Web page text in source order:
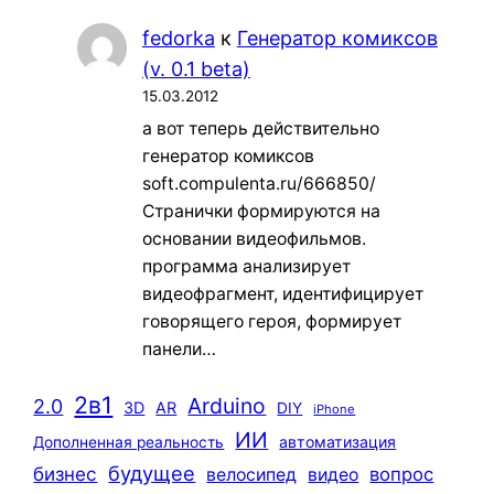
fedorka к Генератор комиксов
(v. 0.1 beta)
15.03.2012
а вот теперь действительно
генератор комиксов
soft.compulenta.ru/666850/
Странички формируются на
основании видеофильмов.
программа анализирует
видеофрагмент, идентифицирует
говорящего героя, формирует
панели…
2.0 2в1 3D AR Arduino DIY iPhone
Дополненная реальность ИИ автоматизация
бизнес будущее велосипед видео вопрос